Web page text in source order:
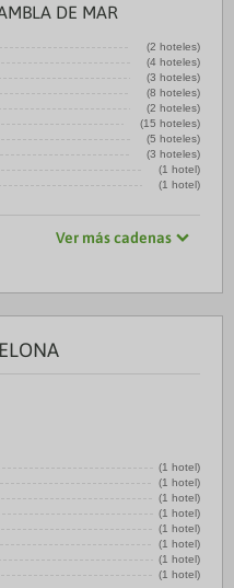
DE MAR
(2 hoteles)
(4 hoteles)
(3 hoteles)
(8 hoteles)
(2 hoteles)
(15 hoteles)
(5 hoteles)
(3 hoteles)
(1 hotel)
(1 hotel)
Ver más cadenas
(1 hotel)
(1 hotel)
(1 hotel)
(1 hotel)
(1 hotel)
(1 hotel)
(1 hotel)
(1 hotel)